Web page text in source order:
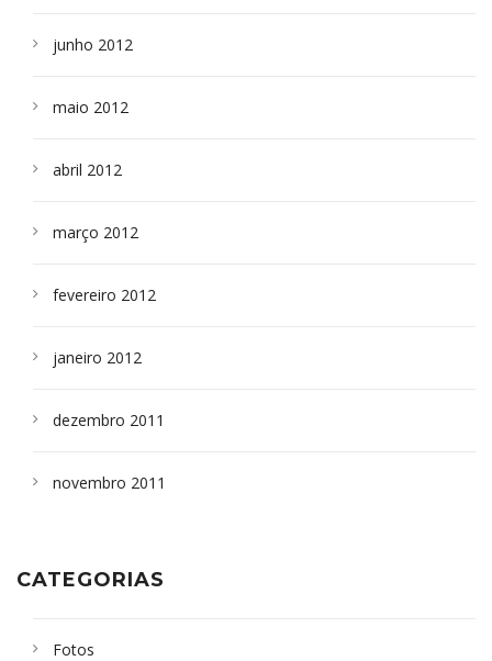
junho 2012
maio 2012
abril 2012
março 2012
fevereiro 2012
janeiro 2012
dezembro 2011
novembro 2011
CATEGORIAS
Fotos